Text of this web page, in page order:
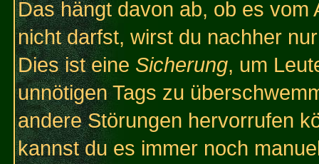
Das hängt davon ab, ob es
nicht darfst, wirst du nachher
Dies ist eine Sicherung, um
unnötigen Tags zu
andere Störungen hervorrufen
kannst du es immer noch